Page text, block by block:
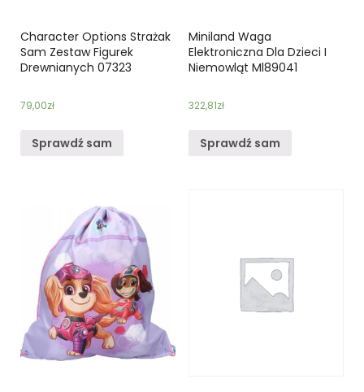
Character Options Strażak
Sam Zestaw Figurek
Drewnianych 07323
79,00zł
Sprawdź sam
Miniland Waga
Elektroniczna Dla Dzieci I
Niemowląt Ml89041
322,81zł
Sprawdź sam